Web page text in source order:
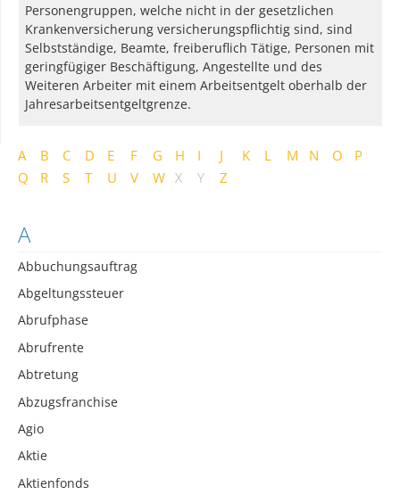
A B C D E F G H I J K L M N O
P
Q
R S T U V W X Y Z
A
Abbuchungsauftrag
Abgeltungssteuer
Abrufphase
Abrufrente
Abtretung
Abzugsfranchise
Agio
Aktie
Aktienfonds
Personengruppen, welche nicht in der gesetzlichen
Krankenversicherung versicherungspflichtig sind, sind
Selbstständige, Beamte, freiberuflich Tätige, Personen mit
geringfügiger Beschäftigung, Angestellte und des
Weiteren Arbeiter mit einem Arbeitsentgelt oberhalb der
Jahresarbeitsentgeltgrenze.